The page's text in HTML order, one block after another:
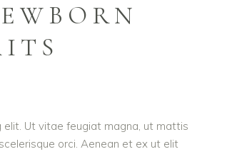
Ut vitae feugiat magna, ut mattis
orci. Aenean et ex ut elit